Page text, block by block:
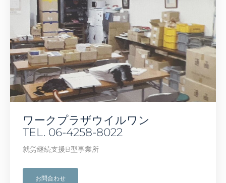
ワークプラザウイルワン
TEL. 06-4258-8022
就労継続支援B型事業所
お問合わせ